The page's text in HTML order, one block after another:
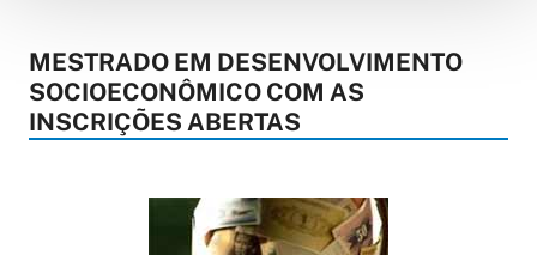
MESTRADO EM DESENVOLVIMENTO
SOCIOECONÔMICO COM AS
INSCRIÇÕES ABERTAS